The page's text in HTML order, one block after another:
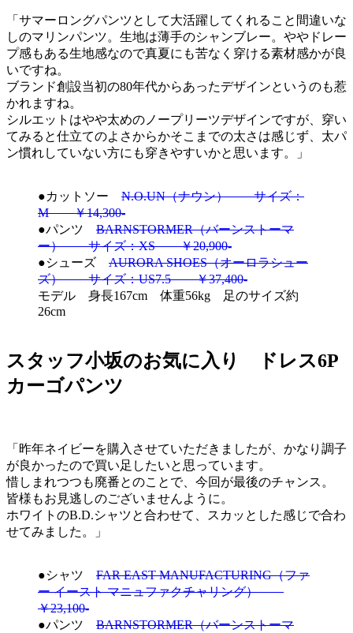
「サマーロングパンツとして大活躍してくれること間違いな
しのマリンパンツ。生地は薄手のシャンブレー。ややドレー
プ感もある生地感なので真夏にも苦なく穿ける素材感かが良
いですね。
ブランド創設当初の80年代からあったデザインというのも惹
かれますね。
シルエットはやや太めのノープリーツデザインですが、穿い
てみると仕立てのよさからかそこまでの太さは感じず、太パ
ン慣れしていない方にも穿きやすいかと思います。」
●カットソー N.O.UN（ナウン） サイズ：
M ￥14,300-
●パンツ BARNSTORMER（バーンストーマ
ー） サイズ：XS ￥20,900-
●シューズ AURORA SHOES（オーロラシュー
ズ） サイズ：US7.5 ￥37,400-
モデル 身長167cm 体重56kg 足のサイズ約
26cm
スタッフ小坂のお気に入り ドレス6P
カーゴパンツ
「昨年ネイビーを購入させていただきましたが、かなり調子
が良かったので買い足したいと思っています。
惜しまれつつも廃番とのことで、今回が最後のチャンス。
皆様もお見逃しのございませんように。
ホワイトのB.D.シャツと合わせて、スカッとした感じで合わ
せてみました。」
●シャツ FAR EAST MANUFACTURING（ファ
ー イースト マニュファクチャリング）
￥23,100-
●パンツ BARNSTORMER（バーンストーマ